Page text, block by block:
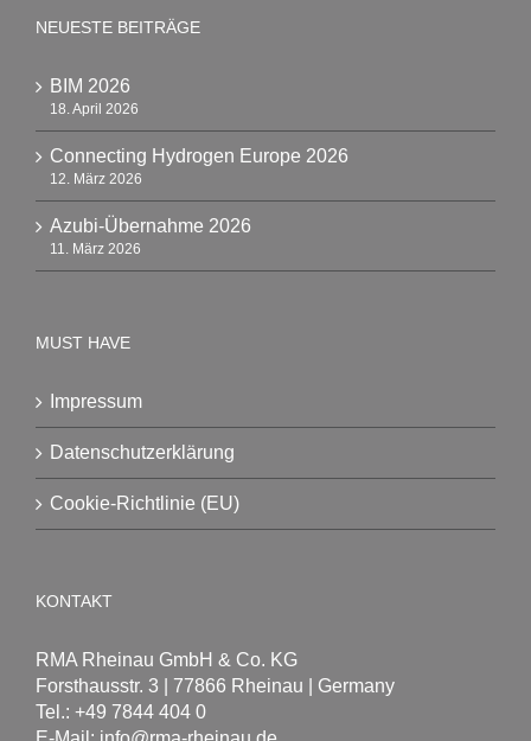
NEUESTE BEITRÄGE
BIM 2026
18. April 2026
Connecting Hydrogen Europe 2026
12. März 2026
Azubi-Übernahme 2026
11. März 2026
MUST HAVE
Impressum
Datenschutzerklärung
Cookie-Richtlinie (EU)
KONTAKT
RMA Rheinau GmbH & Co. KG
Forsthausstr. 3 | 77866 Rheinau | Germany
Tel.: +49 7844 404 0